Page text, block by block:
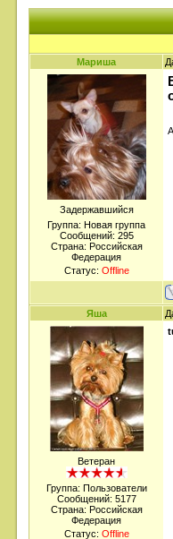
Мариша
Задержавшийся
Группа: Новая группа
Сообщений: 295
Страна: Российская
Федерация
Статус: Offline
Яша
Ветеран
Группа: Пользователи
Сообщений: 5177
Страна: Российская
Федерация
Статус: Offline